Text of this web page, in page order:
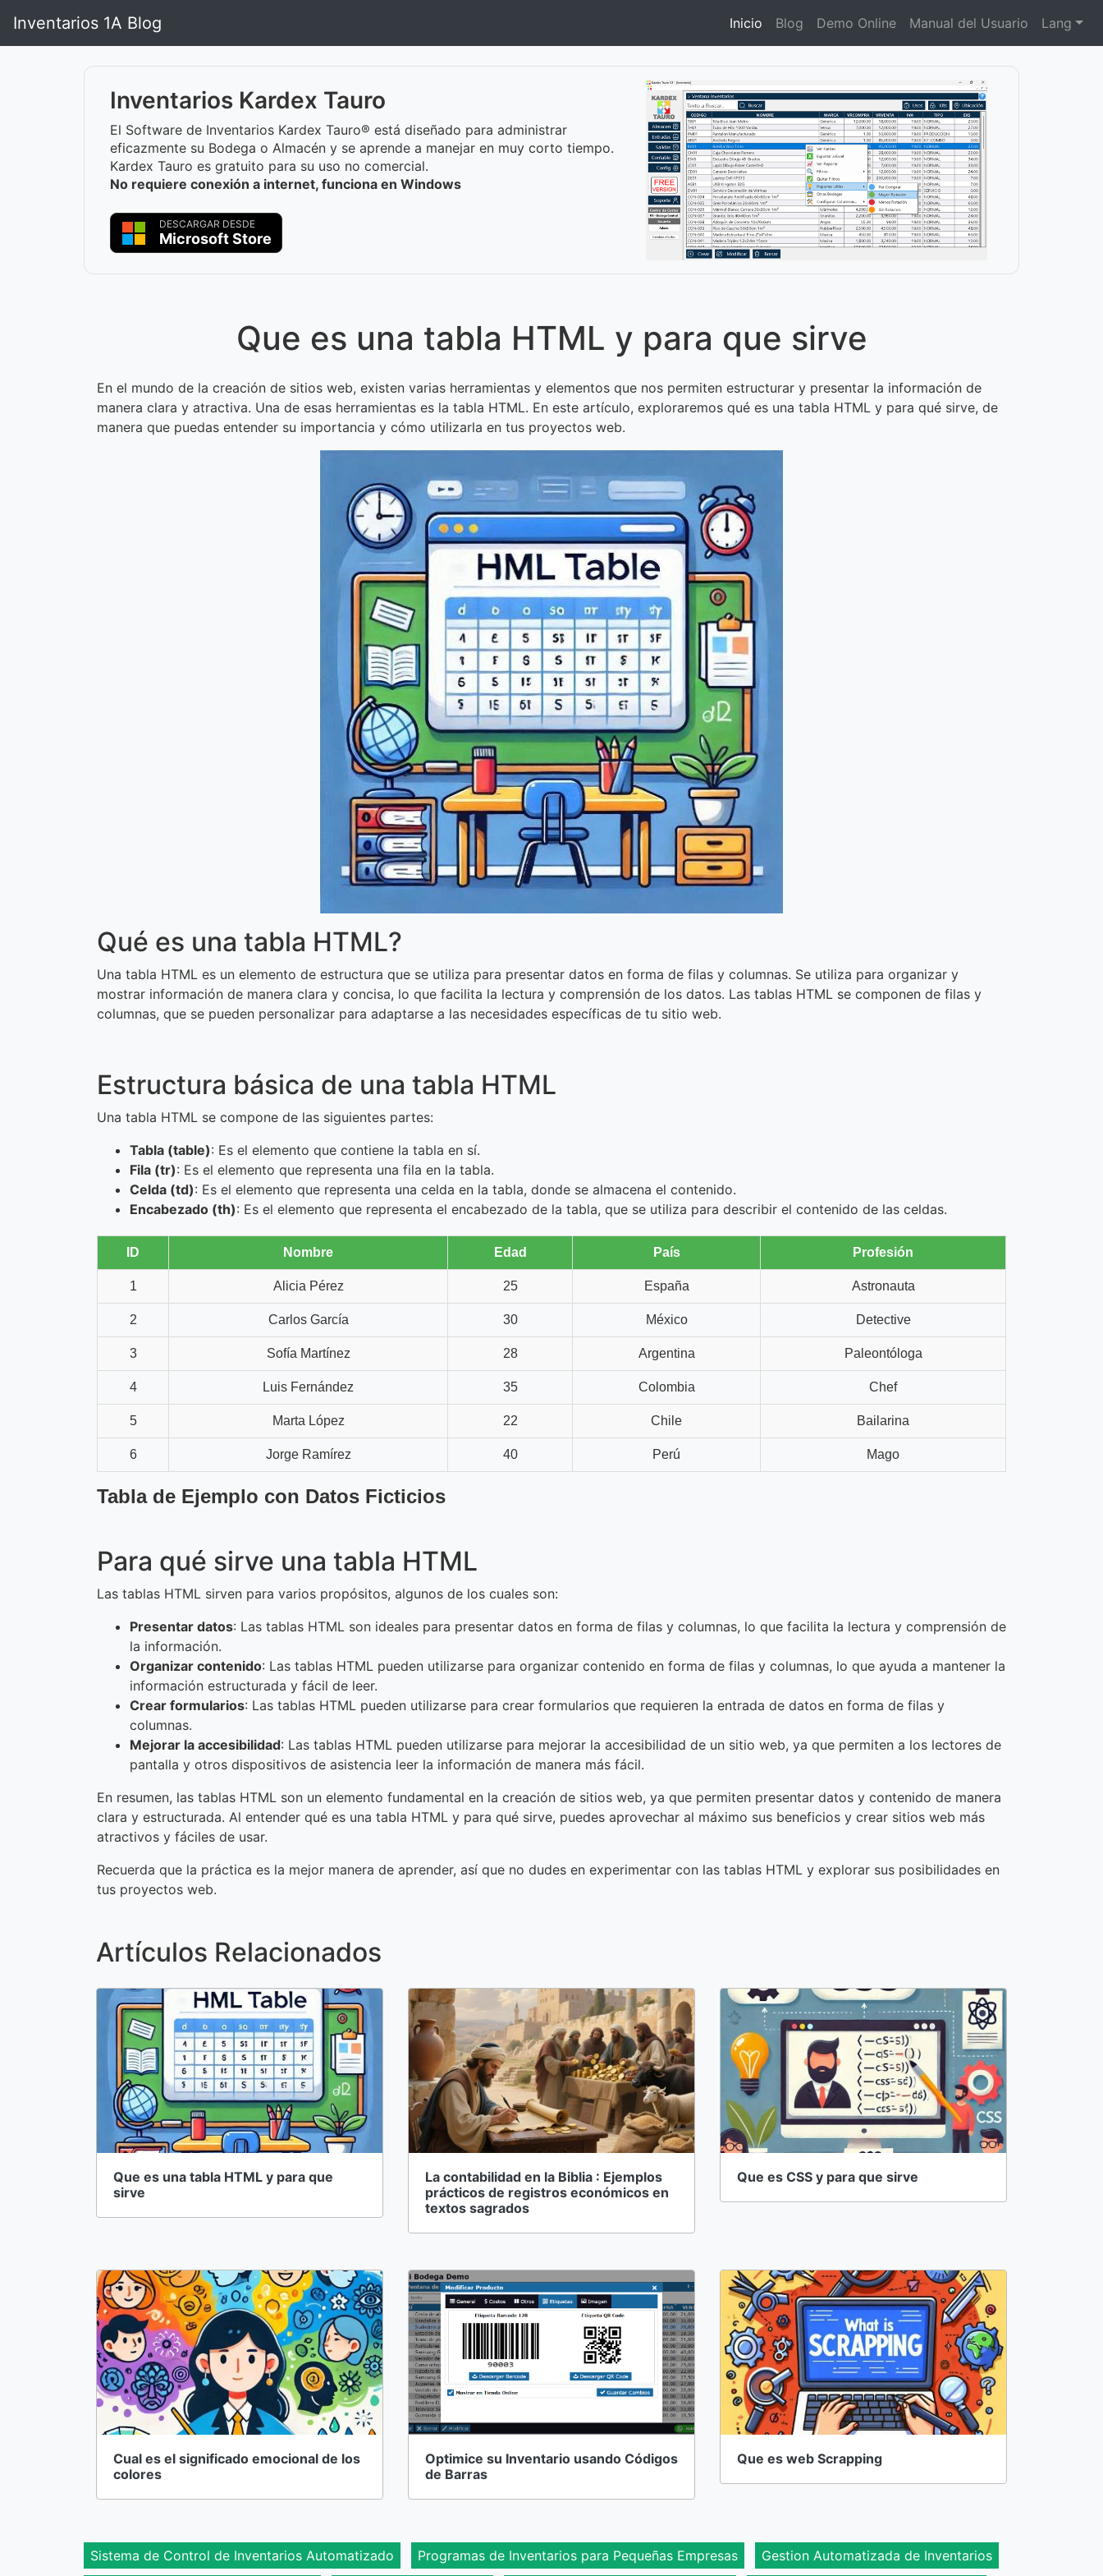
Inventarios 1A Blog Inicio Blog Demo Online Manual del Usuario Lang
Inventarios Kardex Tauro
El Software de Inventarios Kardex Tauro® está diseñado para administrar
eficazmente su Bodega o Almacén y se aprende a manejar en muy corto tiempo.
Kardex Tauro es gratuito para su uso no comercial.
No requiere conexión a internet, funciona en Windows
DESCARGAR DESDE
Microsoft Store
Que es una tabla HTML y para que sirve
En el mundo de la creación de sitios web, existen varias herramientas y elementos que nos permiten estructurar y presentar la información de
manera clara y atractiva. Una de esas herramientas es la tabla HTML. En este artículo, exploraremos qué es una tabla HTML y para qué sirve, de
manera que puedas entender su importancia y cómo utilizarla en tus proyectos web.
Qué es una tabla HTML?
Una tabla HTML es un elemento de estructura que se utiliza para presentar datos en forma de filas y columnas. Se utiliza para organizar y
mostrar información de manera clara y concisa, lo que facilita la lectura y comprensión de los datos. Las tablas HTML se componen de filas y
columnas, que se pueden personalizar para adaptarse a las necesidades específicas de tu sitio web.
Estructura básica de una tabla HTML
Una tabla HTML se compone de las siguientes partes:
Tabla (table): Es el elemento que contiene la tabla en sí.
Fila (tr): Es el elemento que representa una fila en la tabla.
Celda (td): Es el elemento que representa una celda en la tabla, donde se almacena el contenido.
Encabezado (th): Es el elemento que representa el encabezado de la tabla, que se utiliza para describir el contenido de las celdas.
Tabla de Ejemplo con Datos Ficticios
ID Nombre Edad País Profesión
1 Alicia Pérez 25 España Astronauta
2 Carlos García 30 México Detective
3 Sofía Martínez 28 Argentina Paleontóloga
4 Luis Fernández 35 Colombia Chef
5 Marta López 22 Chile Bailarina
6 Jorge Ramírez 40 Perú Mago
Para qué sirve una tabla HTML
Las tablas HTML sirven para varios propósitos, algunos de los cuales son:
Presentar datos: Las tablas HTML son ideales para presentar datos en forma de filas y columnas, lo que facilita la lectura y comprensión de
la información.
Organizar contenido: Las tablas HTML pueden utilizarse para organizar contenido en forma de filas y columnas, lo que ayuda a mantener la
información estructurada y fácil de leer.
Crear formularios: Las tablas HTML pueden utilizarse para crear formularios que requieren la entrada de datos en forma de filas y
columnas.
Mejorar la accesibilidad: Las tablas HTML pueden utilizarse para mejorar la accesibilidad de un sitio web, ya que permiten a los lectores de
pantalla y otros dispositivos de asistencia leer la información de manera más fácil.
En resumen, las tablas HTML son un elemento fundamental en la creación de sitios web, ya que permiten presentar datos y contenido de manera
clara y estructurada. Al entender qué es una tabla HTML y para qué sirve, puedes aprovechar al máximo sus beneficios y crear sitios web más
atractivos y fáciles de usar.
Recuerda que la práctica es la mejor manera de aprender, así que no dudes en experimentar con las tablas HTML y explorar sus posibilidades en
tus proyectos web.
Artículos Relacionados
Que es una tabla HTML y para que
sirve
La contabilidad en la Biblia : Ejemplos
prácticos de registros económicos en
textos sagrados
Que es CSS y para que sirve
Cual es el significado emocional de los
colores
Optimice su Inventario usando Códigos
de Barras
Que es web Scrapping
Sistema de Control de Inventarios Automatizado Programas de Inventarios para Pequeñas Empresas Gestion Automatizada de Inventarios